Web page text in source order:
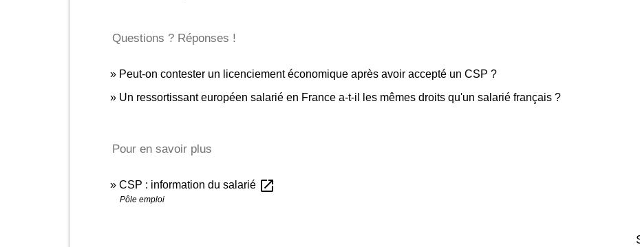
Questions ? Réponses !
Peut-on contester un licenciement économique après avoir accepté un CSP ?
Un ressortissant européen salarié en France a-t-il les mêmes droits qu'un salarié français ?
Pour en savoir plus
CSP : information du salarié open_in_new
Pôle emploi